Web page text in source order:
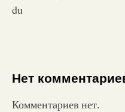
du
Нет
Комментариев нет.